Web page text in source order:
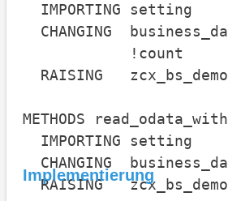
IMPORTING setting
CHANGING
!count
RAISING
METHODS
IMPORTING setting
CHANGING
RAISING
Implementierung